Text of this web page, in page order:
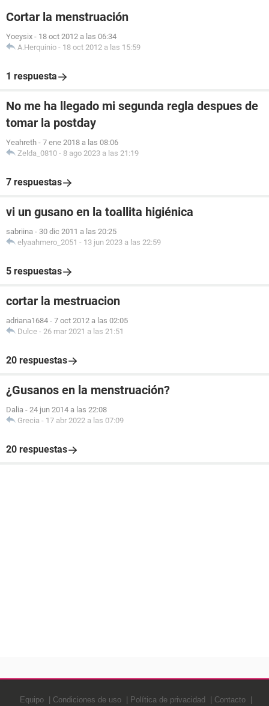
Cortar la menstruación
Yoeysix - 18 oct 2012 a las 06:34
A.Herquinio - 18 oct 2012 a las 15:59
1 respuesta
No me ha llegado mi segunda regla despues de
tomar la postday
Yeahreth - 7 ene 2018 a las 08:06
Zelda_0810 - 8 ago 2023 a las 21:19
7 respuestas
vi un gusano en la toallita higiénica
sabriina - 30 dic 2011 a las 20:25
elyaahmero_2051 - 13 jun 2023 a las 22:59
5 respuestas
cortar la mestruacion
adriana1684 - 7 oct 2012 a las 02:05
Dulce - 26 mar 2021 a las 21:51
20 respuestas
¿Gusanos en la menstruación?
Dalia - 24 jun 2014 a las 22:08
Grecia - 17 abr 2022 a las 07:09
20 respuestas
Equipo Condiciones de uso Política de privacidad Contacto